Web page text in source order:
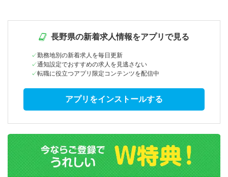
長野県の新着求人情報をアプリで見る
勤務地別の新着求人を毎日更新
通知設定でおすすめの求人を見逃さない
転職に役立つアプリ限定コンテンツを配信中
アプリをインストールする